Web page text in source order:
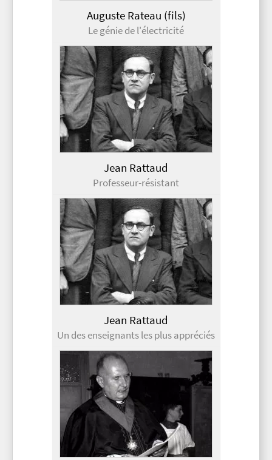
Auguste Rateau (fils)
Le génie de l'électricité
Jean Rattaud
Professeur-résistant
Jean Rattaud
Un des enseignants les plus appréciés